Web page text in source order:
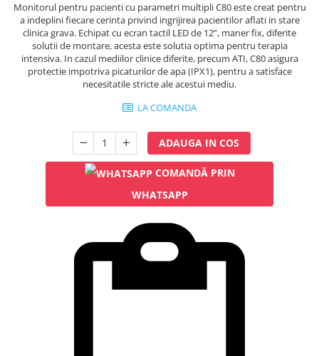
Conectori gaze medicinale
Componente statii gaze
Panouri control si alarmare
Console ATI si UPU
Dispozitive si sisteme de prindere /
Rampa iluminat alarmare
Robineti
Lavoare chirurgicale
Monitorul pentru pacienti cu parametri multipli C80 este creat pentru
a indeplini fiecare cerinta privind ingrijirea pacientilor aflati in stare
clinica grava. Echipat cu ecran tactil LED de 12”, maner fix, diferite
solutii de montare, acesta este solutia optima pentru terapia
intensiva. In cazul mediilor clinice diferite, precum ATI, C80 asigura
protectie impotriva picaturilor de apa (IPX1), pentru a satisface
necesitatile stricte ale acestui mediu.
LA COMANDA
ADAUGA IN COS
COMANDĂ PRIN
WHATSAPP